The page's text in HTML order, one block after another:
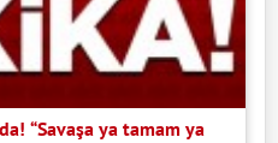
“Savaşa ya tamam ya